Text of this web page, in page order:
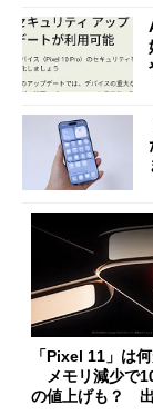
「Pixel 11」は
メモリ減少で
の値上げも？